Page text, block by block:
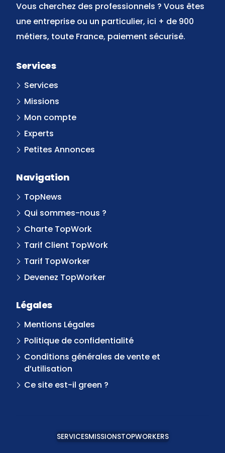
Vous cherchez des professionnels ? Vous êtes
une entreprise ou un particulier, ici + de 900
métiers, toute France, paiement sécurisé.
Services
Services
Missions
Mon compte
Experts
Petites Annonces
Navigation
TopNews
Qui sommes-nous ?
Charte TopWork
Tarif Client TopWork
Tarif TopWorker
Devenez TopWorker
Légales
Mentions Légales
Politique de confidentialité
Conditions générales de vente et
d’utilisation
Ce site est-il green ?
SERVICESMISSIONSTOPWORKERS